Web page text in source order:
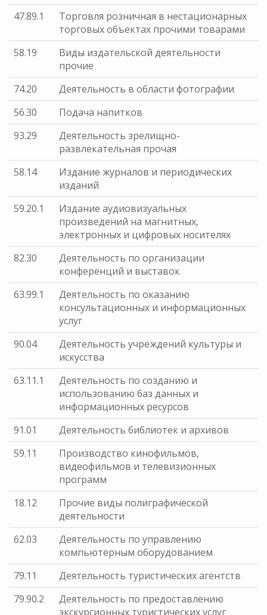
47.89.1
Торговля розничная в нестационарных
торговых объектах прочими товарами
58.19
Виды издательской деятельности
прочие
74.20
Деятельность в области фотографии
56.30
Подача напитков
93.29
Деятельность зрелищно-
развлекательная прочая
58.14
Издание журналов и периодических
изданий
59.20.1
Издание аудиовизуальных
произведений на магнитных,
электронных и цифровых носителях
82.30
Деятельность по организации
конференций и выставок
63.99.1
Деятельность по оказанию
консультационных и информационных
услуг
90.04
Деятельность учреждений культуры и
искусства
63.11.1
Деятельность по созданию и
использованию баз данных и
информационных ресурсов
91.01
Деятельность библиотек и архивов
59.11
Производство кинофильмов,
видеофильмов и телевизионных
программ
18.12
Прочие виды полиграфической
деятельности
62.03
Деятельность по управлению
компьютерным оборудованием
79.11
Деятельность туристических агентств
79.90.2
Деятельность по предоставлению
экскурсионных туристических услуг